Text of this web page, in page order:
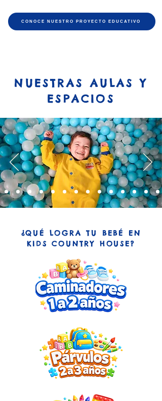
CONOCE NUESTRO PROYECTO EDUCATIVO
NUESTRAS AULAS Y
ESPACIOS
¿QUÉ LOGRA TU BEBÉ EN
KIDS COUNTRY HOUSE?